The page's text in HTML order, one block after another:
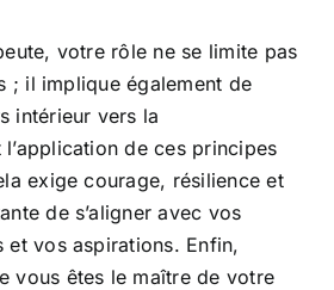
votre rôle ne se limite pas
; il implique également de
intérieur vers la
de ces principes
exige courage, résilience et
de s’aligner avec vos
et vos aspirations. Enfin,
vous êtes le maître de votre